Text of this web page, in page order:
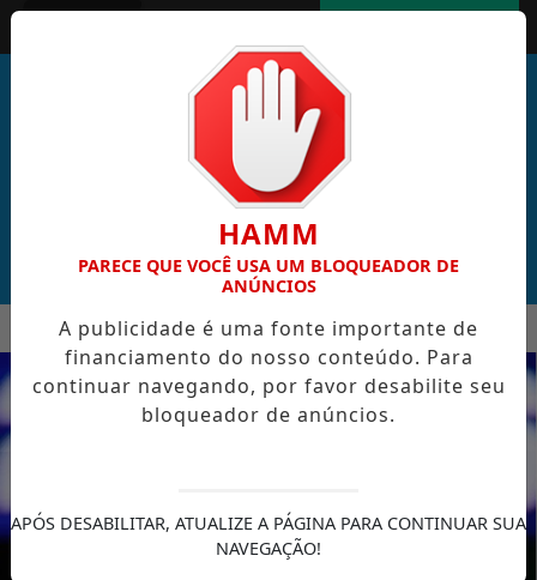
DE CABO VERDE VENCE ELEIÇÃO DO GOL MAIS BONITO
EM ALTA
MENU
HAMM
PARECE QUE VOCÊ USA UM BLOQUEADOR DE
ANÚNCIOS
A publicidade é uma fonte importante de
financiamento do nosso conteúdo. Para
continuar navegando, por favor desabilite seu
bloqueador de anúncios.
APÓS DESABILITAR, ATUALIZE A PÁGINA PARA CONTINUAR SUA
NAVEGAÇÃO!